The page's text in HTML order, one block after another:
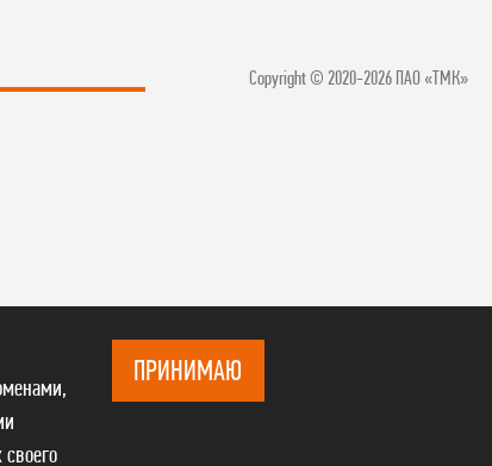
Copyright © 2020-2026 ПАО «ТМК»
ПРИНИМАЮ